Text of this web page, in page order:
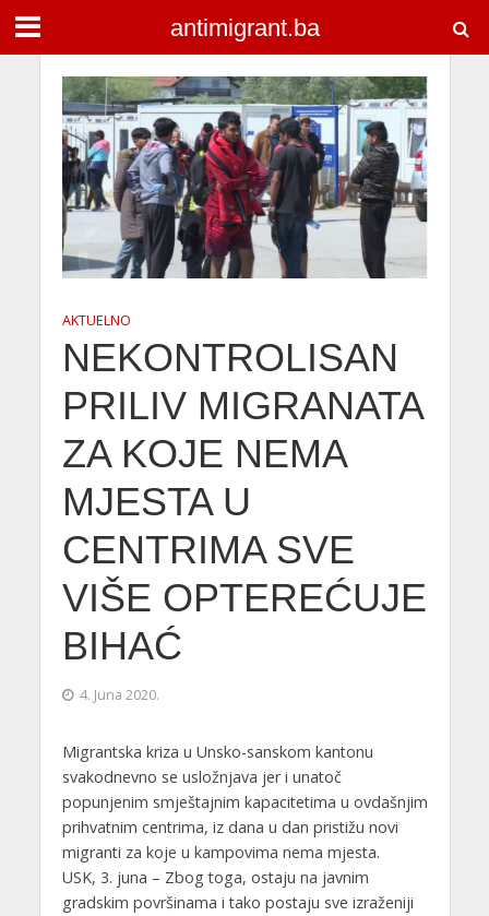
antimigrant.ba
AKTUELNO
NEKONTROLISAN
PRILIV MIGRANATA
ZA KOJE NEMA
MJESTA U
CENTRIMA SVE
VIŠE OPTEREĆUJE
BIHAĆ
4. Juna 2020.
Migrantska kriza u Unsko-sanskom kantonu
svakodnevno se usložnjava jer i unatoč
popunjenim smještajnim kapacitetima u ovdašnjim
prihvatnim centrima, iz dana u dan pristižu novi
migranti za koje u kampovima nema mjesta.
USK, 3. juna – Zbog toga, ostaju na javnim
gradskim površinama i tako postaju sve izraženiji